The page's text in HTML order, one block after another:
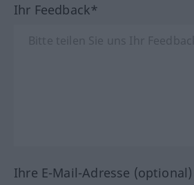
Ihr Feedback*
Ihre E-Mail-Adresse (optional)